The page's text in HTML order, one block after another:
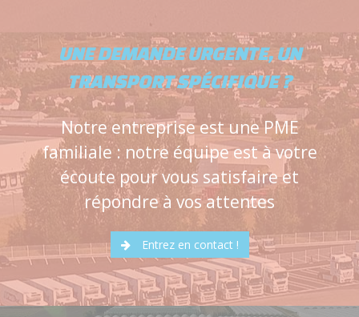
UNE DEMANDE URGENTE, UN
TRANSPORT SPÉCIFIQUE ?
Notre entreprise est une PME
familiale : notre équipe est à votre
écoute pour vous satisfaire et
répondre à vos attentes
Entrez en contact !